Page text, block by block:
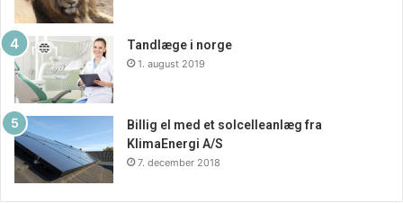
Tandlæge i norge
1. august 2019
Billig el med et solcelleanlæg fra
KlimaEnergi A/S
7. december 2018